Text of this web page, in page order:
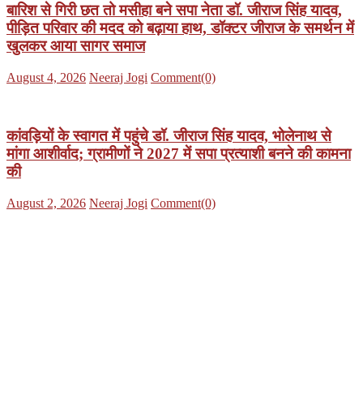
बारिश से गिरी छत तो मसीहा बने सपा नेता डॉ. जीराज सिंह यादव,
पीड़ित परिवार की मदद को बढ़ाया हाथ, डॉक्टर जीराज के समर्थन में
खुलकर आया सागर समाज
Posted
August 4, 2026 Author
Neeraj Jogi Comment(0)
कांवड़ियों के स्वागत में पहुंचे डॉ. जीराज सिंह यादव, भोलेनाथ से
मांगा आशीर्वाद; ग्रामीणों ने 2027 में सपा प्रत्याशी बनने की कामना
की
Posted
August 2, 2026 Author
Neeraj Jogi Comment(0)